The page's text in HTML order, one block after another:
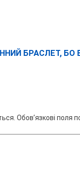
БРАСЛЕТ,
Обов’язкові поля